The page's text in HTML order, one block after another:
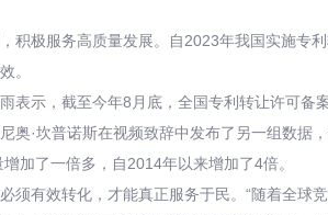
积极服务高质量发展。自2023年我国实施专
。
表示，截至今年8月底，全国专利转让许可
奥·坎普诺斯在视频致辞中发布了另一组数
加了一倍多，自2014年以来增加了4倍。
须有效转化，才能真正服务于民。“随着全球